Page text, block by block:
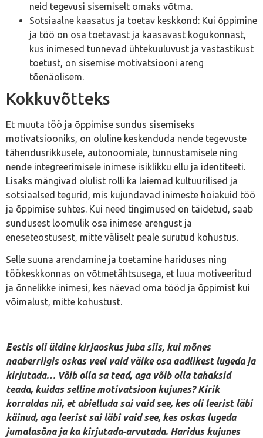
neid tegevusi sisemiselt omaks võtma.
Sotsiaalne kaasatus ja toetav keskkond: Kui õppimine
ja töö on osa toetavast ja kaasavast kogukonnast,
kus inimesed tunnevad ühtekuuluvust ja vastastikust
toetust, on sisemise motivatsiooni areng
tõenäolisem.
Kokkuvõtteks
Et muuta töö ja õppimise sundus sisemiseks
motivatsiooniks, on oluline keskenduda nende tegevuste
tähendusrikkusele, autonoomiale, tunnustamisele ning
nende integreerimisele inimese isiklikku ellu ja identiteeti.
Lisaks mängivad olulist rolli ka laiemad kultuurilised ja
sotsiaalsed tegurid, mis kujundavad inimeste hoiakuid töö
ja õppimise suhtes. Kui need tingimused on täidetud, saab
sundusest loomulik osa inimese arengust ja
eneseteostusest, mitte väliselt peale surutud kohustus.
Selle suuna arendamine ja toetamine hariduses ning
töökeskkonnas on võtmetähtsusega, et luua motiveeritud
ja õnnelikke inimesi, kes näevad oma tööd ja õppimist kui
võimalust, mitte kohustust.
Eestis oli üldine kirjaoskus juba siis, kui mõnes
naaberriigis oskas veel vaid väike osa aadlikest lugeda ja
kirjutada… Võib olla sa tead, aga võib olla tahaksid
teada, kuidas selline motivatsioon kujunes? Kirik
korraldas nii, et abielluda sai vaid see, kes oli leerist läbi
käinud, aga leerist sai läbi vaid see, kes oskas lugeda
jumalasõna ja ka kirjutada-arvutada. Haridus kujunes